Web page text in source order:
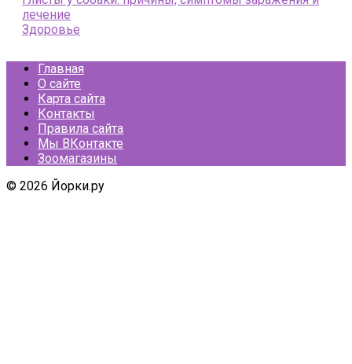
лечение
Здоровье
Главная
О сайте
Карта сайта
Контакты
Правила сайта
Мы ВКонтакте
Зоомагазины
© 2026 Йорки.ру